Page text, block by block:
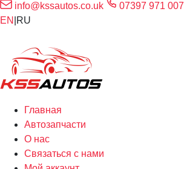
info@kssautos.co.uk
07397 971 007
EN RU
Главная
Автозапчасти
О нас
Связаться с нами